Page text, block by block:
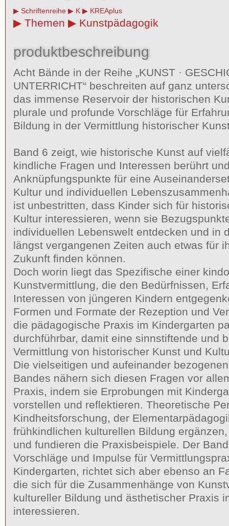
Schriftenreihe K KREAplus
Themen Kunstpädagogik
produktbeschreibung
Acht Bände in der Reihe „KUNST ·
UNTERRICHT“ beschreiten auf ganz
das immense Reservoir der historischen
plurale und profunde Vorschläge für
Bildung in der Vermittlung historischer
Band 6 zeigt, wie historische Kunst auf
kindliche Fragen und Interessen berührt
Anknüpfungspunkte für eine
Kultur und individuellen
ist unbestritten, dass Kinder sich für
Kultur interessieren, wenn sie
individuellen Lebenswelt entdecken und in
längst vergangenen Zeiten auch etwas für
Zukunft finden können.
Doch worin liegt das Spezifische einer
Kunstvermittlung, die den Bedürfnissen,
Interessen von jüngeren Kindern
Formen und Formate der Rezeption und
die pädagogische Praxis im Kindergarten
durchführbar, damit eine sinnstiftende und
Vermittlung von historischer Kunst und
Die vielseitigen und aufeinander
Bandes nähern sich diesen Fragen vor
Praxis, indem sie Erprobungen mit
vorstellen und reflektieren. Theoretische
Kindheitsforschung, der
frühkindlichen kulturellen Bildung
und fundieren die Praxisbeispiele. Der
Vorschläge und Impulse für
Kindergarten, richtet sich aber ebenso an
die sich für die Zusammenhänge von
kultureller Bildung und ästhetischer Praxis
interessieren.